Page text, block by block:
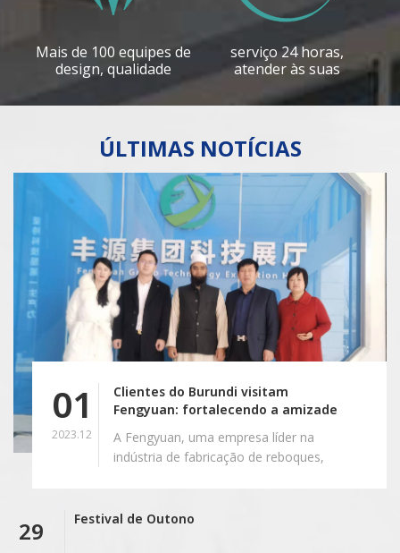
Mais de 100 equipes de
design, qualidade
serviço 24 horas,
atender às suas
necessidades
ÚLTIMAS NOTÍCIAS
01
2023.12
Clientes do Burundi visitam
Fengyuan: fortalecendo a amizade
cooperação
A Fengyuan, uma empresa líder na
indústria de fabricação de reboques,
Temos uma parceria próspera e
29 Festival de Outono